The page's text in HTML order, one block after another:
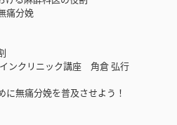
痛分娩
ンクリニック講座 角倉 弘行
無痛分娩を普及させよう！